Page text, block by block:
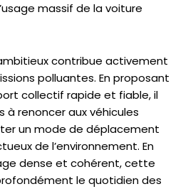
massif de la voiture
contribue activement
polluantes. En proposant
collectif rapide et fiable, il
à renoncer aux véhicules
un mode de déplacement
de l’environnement. En
dense et cohérent, cette
le quotidien des